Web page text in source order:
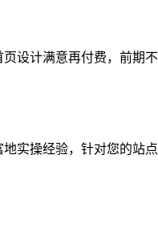
设计满意再付费，前期
实操经验，针对您的站